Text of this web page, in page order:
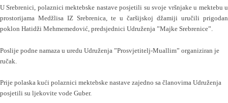
U Srebrenici, polaznici mektebske nastave posjetili su svoje vršnjake u mektebu u
prostorijama Medžlisa IZ Srebrenica, te u čaršijskoj džamiji uručili prigodan
poklon Hatidži Mehmemedović, predsjednici Udruženja ”Majke Srebrenice”.
Poslije podne namaza u uredu Udruženja ”Prosvjetitelj-Muallim” organiziran je
ručak.
Prije polaska kući polaznici mektebske nastave zajedno sa članovima Udruženja
posjetili su ljekovite vode Guber.